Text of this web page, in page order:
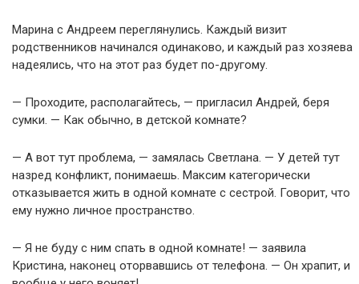
Марина с Андреем переглянулись. Каждый визит
родственников начинался одинаково, и каждый раз хозяева
надеялись, что на этот раз будет по-другому.
— Проходите, располагайтесь, — пригласил Андрей, беря
сумки. — Как обычно, в детской комнате?
— А вот тут проблема, — замялась Светлана. — У детей тут
назред конфликт, понимаешь. Максим категорически
отказывается жить в одной комнате с сестрой. Говорит, что
ему нужно личное пространство.
— Я не буду с ним спать в одной комнате! — заявила
Кристина, наконец оторвавшись от телефона. — Он храпит, и